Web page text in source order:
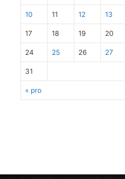
« pro
10 11 12 13
17 18 19 20
24 25 26 27
31